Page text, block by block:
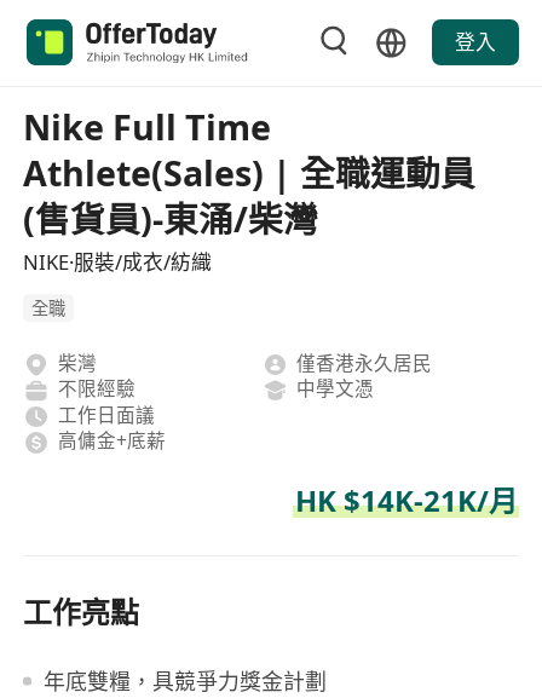
登入
Nike Full Time
Athlete(Sales) | 全職運動員
(售貨員)-東涌/柴灣
NIKE·服裝/成衣/紡織
全職
柴灣
僅香港永久居民
不限經驗
中學文憑
工作日面議
高傭金+底薪
HK $14K-21K/月
工作亮點
年底雙糧，具競爭力獎金計劃